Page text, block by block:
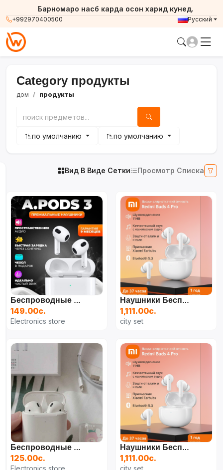
+992970400500
Барномаро насб карда осон харид кунед.
Русский
Category продукты
дом продукты
по умолчанию по умолчанию
Вид В Виде Сетки Просмотр Списка
Беспроводные Наушники AirPods 3
149.00с.
Electronics store
Наушники Беспроводные С Микрофоном, Bluetooth, USB Type-C, Белый
1,111.00с.
city set
Беспроводные Наушники AirPods 2
125.00с.
Electronics store
Наушники Беспроводные С Микрофоном, Bluetooth, USB Type-C, Белый
1,111.00с.
city set